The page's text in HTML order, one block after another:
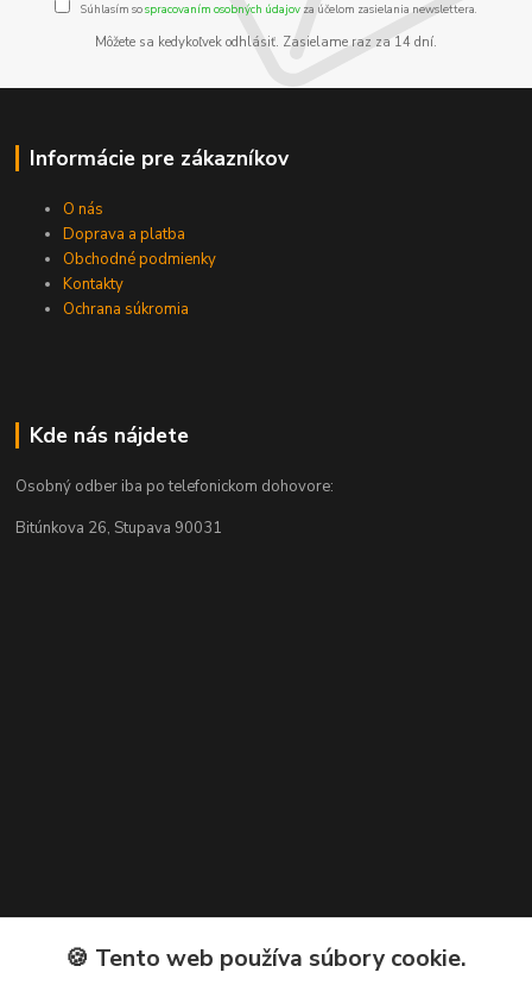
Súhlasím sospracovaním osobných údajov za účelom zasielania newslettera.
Môžete sa kedykoľvek odhlásiť. Zasielame raz za 14 dní.
Informácie pre zákazníkov
O nás
Doprava a platba
Obchodné podmienky
Kontakty
Ochrana súkromia
Kde nás nájdete
Osobný odber iba po telefonickom dohovore:
Bitúnkova 26, Stupava 90031
🍪 Tento web používa súbory cookie.